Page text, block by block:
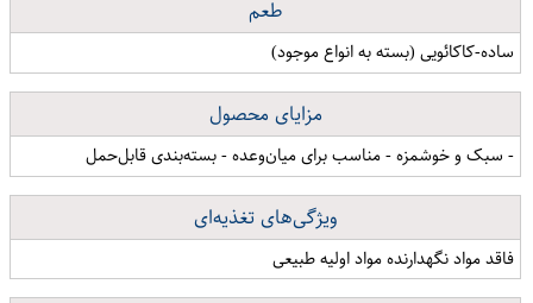
طعم
ساده-کاکائویی (بسته به انواع موجود)
مزایای محصول
- سبک و خوشمزه - مناسب برای میان‌وعده - بسته‌بندی قابل‌حمل
ویژگی‌های تغذیه‌ای
فاقد مواد نگهدارنده مواد اولیه طبیعی